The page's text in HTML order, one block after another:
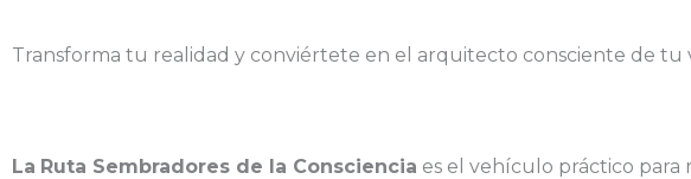
Transforma tu realidad y conviértete en el arquitecto consciente de tu
La Ruta Sembradores de la Consciencia es el vehículo práctico para